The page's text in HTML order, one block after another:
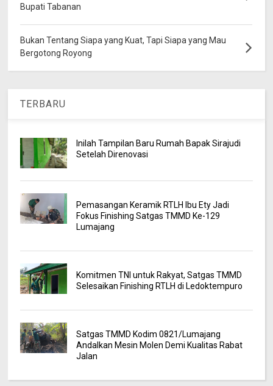
Bupati Tabanan
Bukan Tentang Siapa yang Kuat, Tapi Siapa yang Mau
Bergotong Royong
TERBARU
Inilah Tampilan Baru Rumah Bapak Sirajudi
Setelah Direnovasi
Pemasangan Keramik RTLH Ibu Ety Jadi
Fokus Finishing Satgas TMMD Ke-129
Lumajang
Komitmen TNI untuk Rakyat, Satgas TMMD
Selesaikan Finishing RTLH di Ledoktempuro
Satgas TMMD Kodim 0821/Lumajang
Andalkan Mesin Molen Demi Kualitas Rabat
Jalan